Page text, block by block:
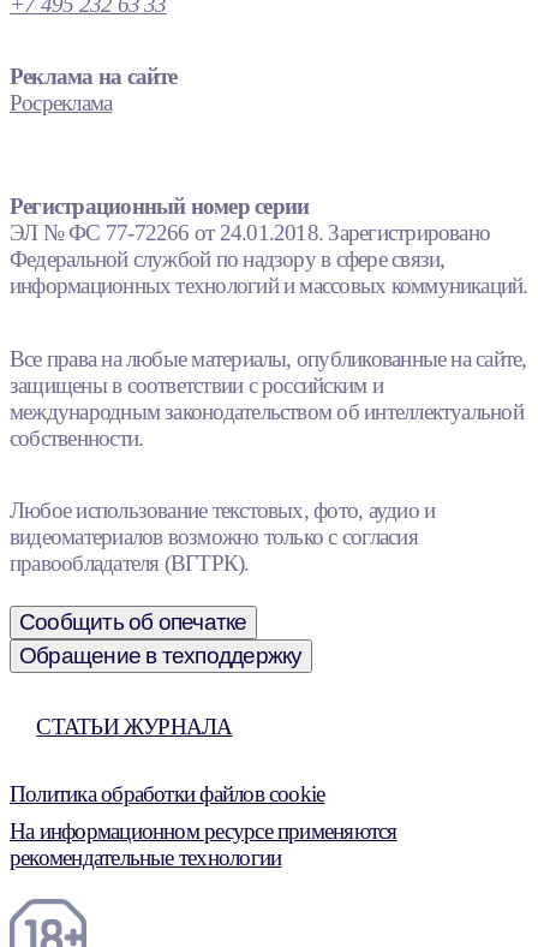
Реклама на сайте
Росреклама
Регистрационный номер серии
ЭЛ № ФС 77-72266 от 24.01.2018. Зарегистрировано
Федеральной службой по надзору в сфере связи,
информационных технологий и массовых коммуникаций.
Все права на любые материалы, опубликованные на сайте,
защищены в соответствии с российским и
международным законодательством об интеллектуальной
собственности.
Любое использование текстовых, фото, аудио и
видеоматериалов возможно только с согласия
правообладателя (ВГТРК).
Сообщить об опечатке
Обращение в техподдержку
СТАТЬИ ЖУРНАЛА
Политика обработки файлов cookie
На информационном ресурсе применяются
рекомендательные технологии